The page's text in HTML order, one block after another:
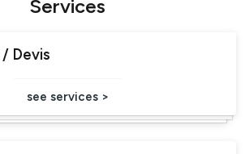
Services
Devis
see services >